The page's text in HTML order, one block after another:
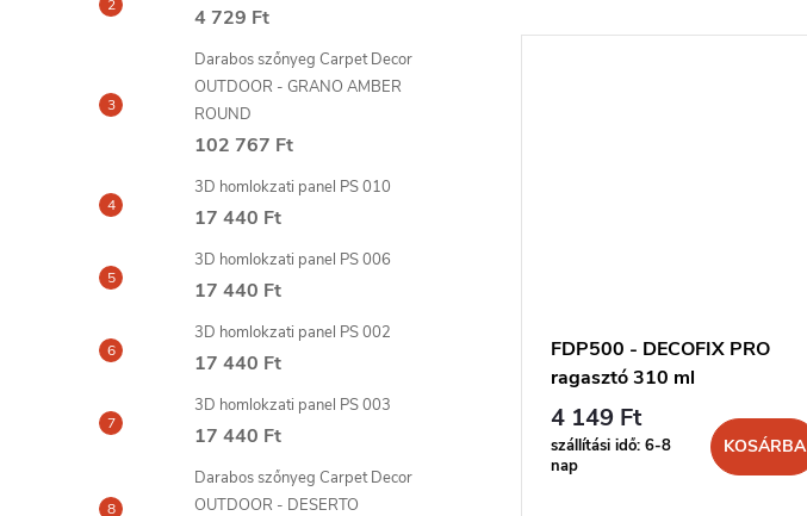
4 729 Ft
Darabos szőnyeg Carpet Decor
OUTDOOR - GRANO AMBER
ROUND
102 767 Ft
3D homlokzati panel PS 010
17 440 Ft
3D homlokzati panel PS 006
17 440 Ft
3D homlokzati panel PS 002
17 440 Ft
3D homlokzati panel PS 003
17 440 Ft
Darabos szőnyeg Carpet Decor
OUTDOOR - DESERTO
glett 310
FIX ALL TURBO ragasztó
290ml SOUDAL
5 298 Ft
szállítási idő: 6-8
nap
FDP500 - DECOFIX PRO
ragasztó 310 ml
4 149 Ft
szállítási idő: 6-8
nap
KOSÁRBA